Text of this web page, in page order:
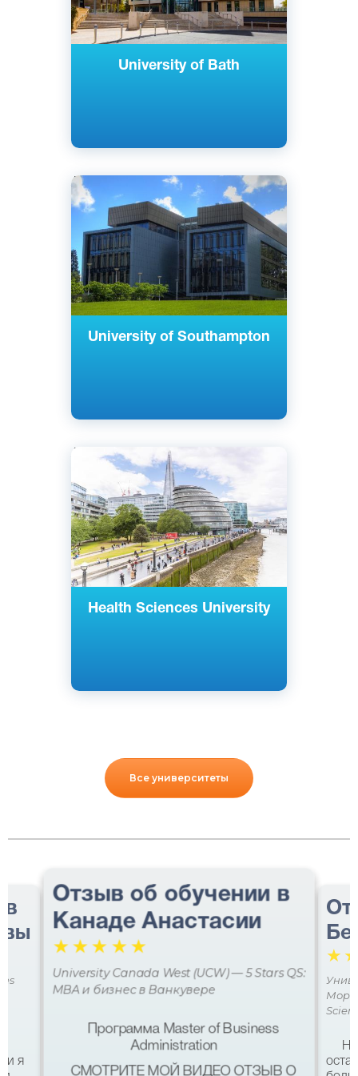
University of Bath
University of Southampton
Английский
Саутгемптон, Великобритания
Государственный
Health Sciences University
Английский
Лондон, Великобритания
Государственный
Все университеты
в
я
Отзыв об обучении в
Канаде Анастасии
☆☆☆ ☆☆
University Canada West (UCW) — 5 Stars QS:
MBA и бизнес в Ванкувере
Программа Master of Business
Administration
СМОТРИТЕ МОЙ ВИДЕО ОТЗЫВ О
☆
Мора